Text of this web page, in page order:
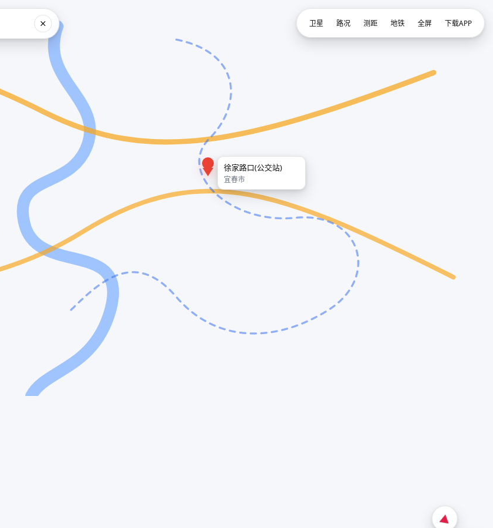
徐家路口(公交站)
宜春市
卫星 路况 测距 地铁 全屏 下载APP